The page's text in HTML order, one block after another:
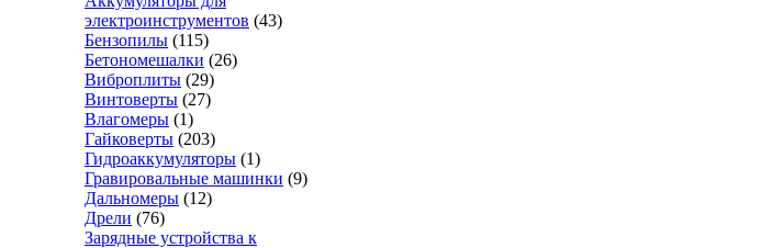
электроинструментов (43)
Бензопилы (115)
Бетономешалки (26)
Виброплиты (29)
Винтоверты (27)
Влагомеры (1)
Гайковерты (203)
Гидроаккумуляторы (1)
Гравировальные машинки (9)
Дальномеры (12)
Дрели (76)
Зарядные устройства к